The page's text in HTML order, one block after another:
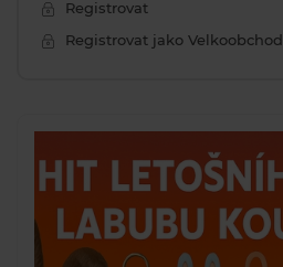
Registrovat
Registrovat jako Velkoobchod